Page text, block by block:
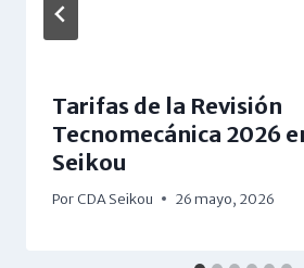
Tarifas de la Revisión
Tecnomecánica 2026
Seikou
Por CDA Seikou 26 mayo, 2026